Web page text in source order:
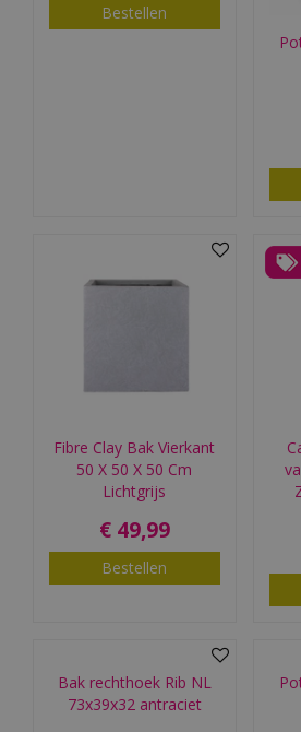
Bestellen
Fibre Clay Bak Vierkant
50 X 50 X 50 Cm
Lichtgrijs
€ 49,99
Bestellen
Bak rechthoek Rib NL
73x39x32 antraciet